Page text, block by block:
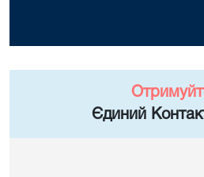
Єдиний